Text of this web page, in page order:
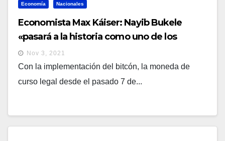
Economía Nacionales
Economista Max Káiser: Nayib Bukele
«pasará a la historia como uno de los
presidentes más brillantes de todos los
tiempos»
Nov 3, 2021
Con la implementación del bitcón, la moneda de
curso legal desde el pasado 7 de...